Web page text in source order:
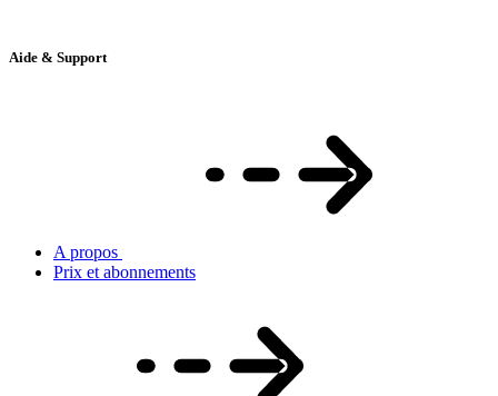
Aide & Support
A propos
Prix et abonnements